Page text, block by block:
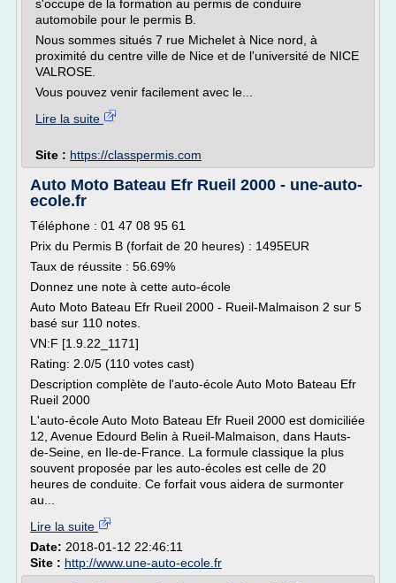
s'occupe de la formation au permis de conduire
automobile pour le permis B.
Nous sommes situés 7 rue Michelet à Nice nord, à
proximité du centre ville de Nice et de l'université de NICE
VALROSE.
Vous pouvez venir facilement avec le...
Lire la suite
Site : https://classpermis.com
Auto Moto Bateau Efr Rueil 2000 - une-auto-
ecole.fr
Téléphone : 01 47 08 95 61
Prix du Permis B (forfait de 20 heures) : 1495EUR
Taux de réussite : 56.69%
Donnez une note à cette auto-école
Auto Moto Bateau Efr Rueil 2000 - Rueil-Malmaison 2 sur 5
basé sur 110 notes.
VN:F [1.9.22_1171]
Rating: 2.0/5 (110 votes cast)
Description complète de l'auto-école Auto Moto Bateau Efr
Rueil 2000
L'auto-école Auto Moto Bateau Efr Rueil 2000 est domiciliée
12, Avenue Edourd Belin à Rueil-Malmaison, dans Hauts-
de-Seine, en Ile-de-France. La formule classique la plus
souvent proposée par les auto-écoles est celle de 20
heures de conduite. Ce forfait vous aidera de surmonter
au...
Lire la suite
Date: 2018-01-12 22:46:11
Site : http://www.une-auto-ecole.fr